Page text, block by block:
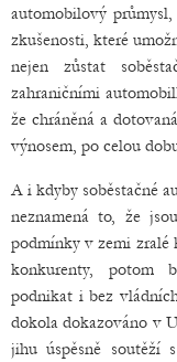
automobilový
zkušenosti, které
nejen zůstat
zahraničními
že chráněná a
výnosem, po celou
A i kdyby soběstačné
neznamená to, že
podmínky v zemi zralé
konkurenty, potom
podnikat i bez
dokola dokazováno v
jihu úspěsně soutěží